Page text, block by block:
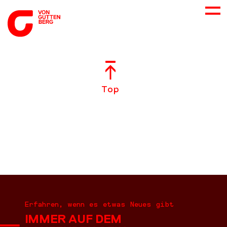
Top
Erfahren, wenn es etwas Neues gibt
IMMER AUF DEM